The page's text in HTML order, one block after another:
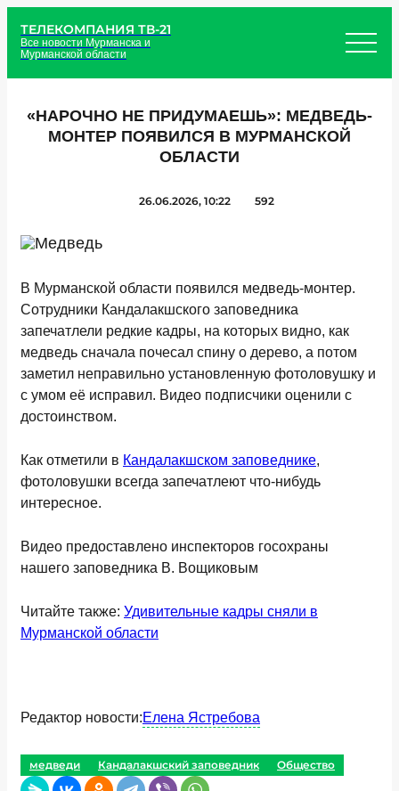
ТЕЛЕКОМПАНИЯ ТВ-21
Все новости Мурманска и
Мурманской области
«НАРОЧНО НЕ ПРИДУМАЕШЬ»: МЕДВЕДЬ-
МОНТЕР ПОЯВИЛСЯ В МУРМАНСКОЙ
ОБЛАСТИ
26.06.2026, 10:22 592
В Мурманской области появился медведь-монтер.
Сотрудники Кандалакшского заповедника
запечатлели редкие кадры, на которых видно, как
медведь сначала почесал спину о дерево, а потом
заметил неправильно установленную фотоловушку и
с умом её исправил. Видео подписчики оценили с
достоинством.
Как отметили в Кандалакшском заповеднике,
фотоловушки всегда запечатлеют что-нибудь
интересное.
Видео предоставлено инспекторов госохраны
нашего заповедника В. Вощиковым
Читайте также: Удивительные кадры сняли в
Мурманской области
Редактор новости:Елена Ястребова
медведи Кандалакшский заповедник Общество